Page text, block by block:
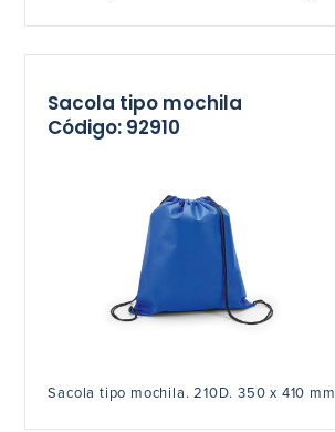
Sacola tipo mochila
Código: 92910
Sacola tipo mochila. 210D. 350 x 410 mm